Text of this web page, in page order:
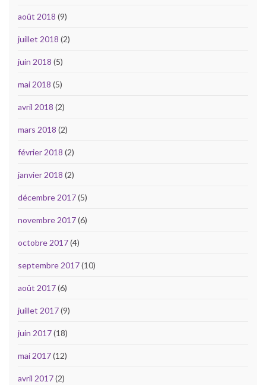
août 2018 (9)
juillet 2018 (2)
juin 2018 (5)
mai 2018 (5)
avril 2018 (2)
mars 2018 (2)
février 2018 (2)
janvier 2018 (2)
décembre 2017(5)
novembre 2017(6)
octobre 2017(4)
septembre 2017(10)
août 2017(6)
juillet 2017(9)
juin 2017(18)
mai 2017(12)
avril 2017(2)